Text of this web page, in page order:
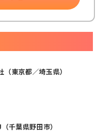
東京都／埼玉県）
千葉県野田市）